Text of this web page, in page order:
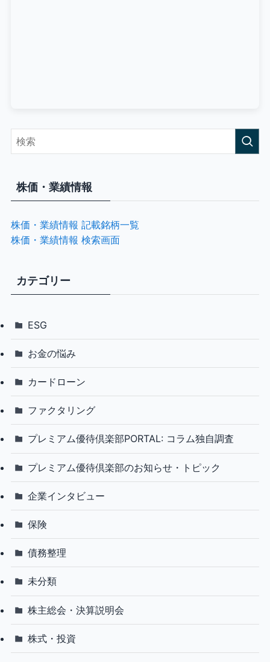
株価・業績情報
株価・業績情報 記載銘柄一覧
株価・業績情報 検索画面
カテゴリー
ESG
お金の悩み
カードローン
ファクタリング
プレミアム優待倶楽部PORTAL: コラム独自調査
プレミアム優待倶楽部のお知らせ・トピック
企業インタビュー
保険
債務整理
未分類
株主総会・決算説明会
株式・投資